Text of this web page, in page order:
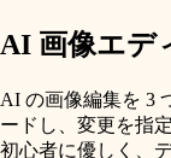
AI 画像エデ
AI の画像編集を 3
ードし、変更を指
初心者に優しく、